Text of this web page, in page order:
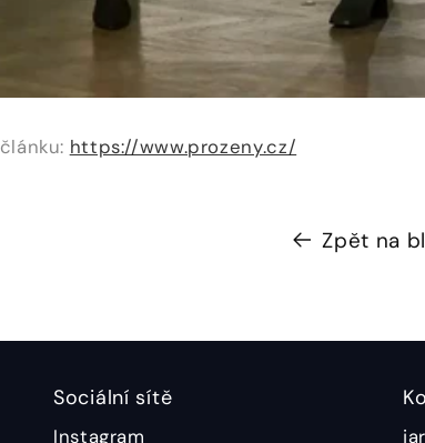
https://www.prozeny.cz/
Zpět na
Sociální sítě
Instagram